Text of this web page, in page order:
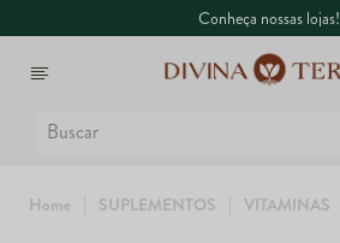
Conheça nossas lojas!
SUPLEMENTOS VITAMINAS